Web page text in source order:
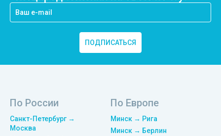
ПОДПИСАТЬСЯ
По России
Санкт-Петербург →
Москва
По Европе
Минск → Рига
Минск → Берлин